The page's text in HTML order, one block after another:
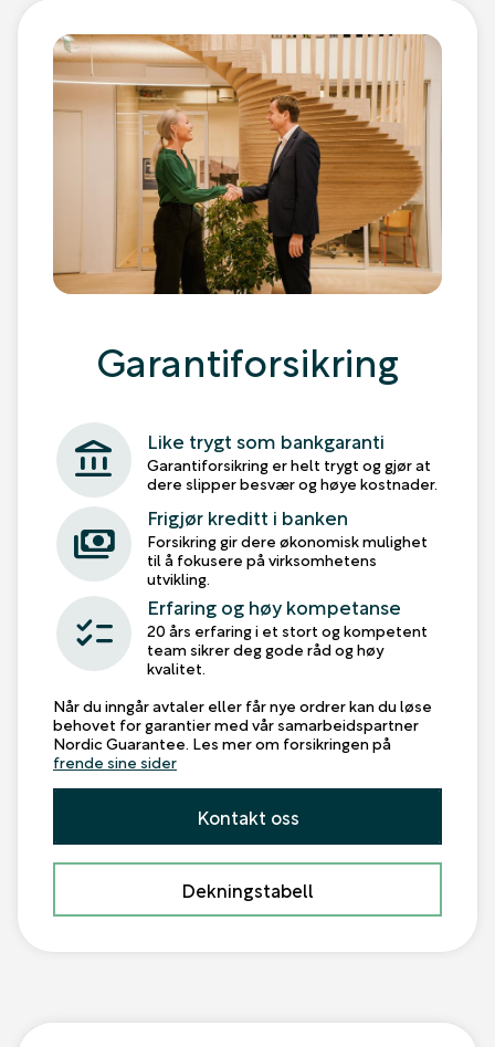
Garantiforsikring
account_balance Like trygt som bankgaranti
Garantiforsikring er helt trygt og gjør at
dere slipper besvær og høye kostnader.
payments
Frigjør kreditt i banken
Forsikring gir dere økonomisk mulighet
til å fokusere på virksomhetens
utvikling.
checklist
Erfaring og høy kompetanse
20 års erfaring i et stort og kompetent
team sikrer deg gode råd og høy
kvalitet.
Når du inngår avtaler eller får nye ordrer kan du løse
behovet for garantier med vår samarbeidspartner
Nordic Guarantee. Les mer om forsikringen på
frende sine sider
Kontakt oss
Dekningstabell